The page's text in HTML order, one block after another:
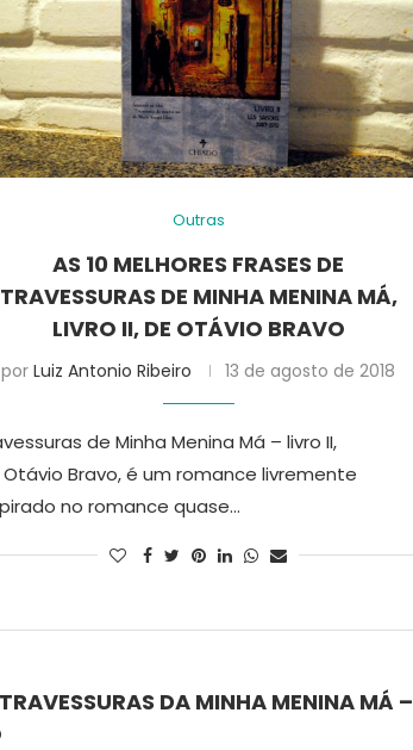
Outras
AS 10 MELHORES FRASES DE
TRAVESSURAS DE MINHA MENINA MÁ,
LIVRO II, DE OTÁVIO BRAVO
porLuiz Antonio Ribeiro 13 de agosto de 2018
de Minha Menina Má – livro II,
Bravo, é um romance livremente
no romance quase…
DA MINHA MENINA MÁ –